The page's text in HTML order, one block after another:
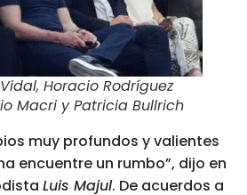
Horacio Rodríguez
Macri y Patricia Bullrich
muy profundos y valientes
encuentre un rumbo”, dijo en
Luis Majul. De acuerdos a